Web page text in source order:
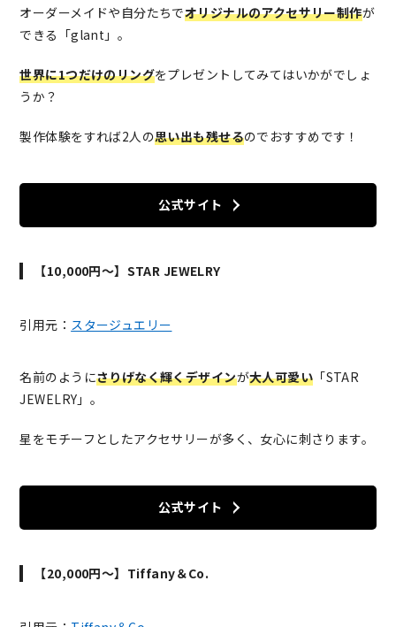
オーダーメイドや自分たちでオリジナルのアクセサリー制作が
できる「glant」。
世界に1つだけのリングをプレゼントしてみてはいかがでしょ
うか？
製作体験をすれば2人の思い出も残せるのでおすすめです！
公式サイト
【10,000円～】STAR JEWELRY
引用元： スタージュエリー
名前のようにさりげなく輝くデザインが大人可愛い 「STAR
JEWELRY」。
星をモチーフとしたアクセサリーが多く、女心に刺さります。
公式サイト
【20,000円〜】Tiffany＆Co.